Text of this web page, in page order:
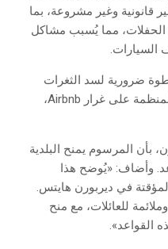
قانونية وغير مشروعة، بما
الحفلات، مما يُسبب مشاكل
السيارات.
ضرورية لسد الثغرات
القانونية، ومكافحة الإيجارات غير المنظمة على غرار Airbnb،
المرسوم يمنح البلدية
وأضاف: «يُوضح هذا
في ديربورن هايتس.
للعائلات، مع منح
القواعد».